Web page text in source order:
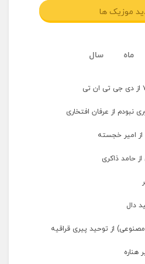
موزیک ها
ماه سال
نبودم از عرفان افتخاری
حامد ذاکری
دال
از توحید پیری قراقیه
هناره